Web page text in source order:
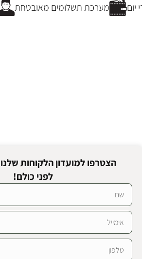
מערכת תשלומים מאובטחת
הצטרפו למועדון הלקוחות
לפני כולם!